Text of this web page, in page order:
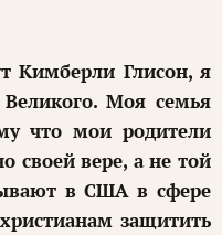
Кимберли Глисон, я
Моя семья
что мои родители
своей вере, а не той
в США в сфере
защитить